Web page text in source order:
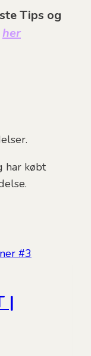
Tips og
her
har købt
|